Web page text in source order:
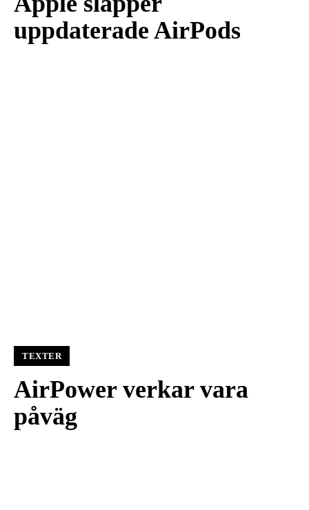
uppdaterade AirPods
TEXTER
AirPower verkar vara
påväg